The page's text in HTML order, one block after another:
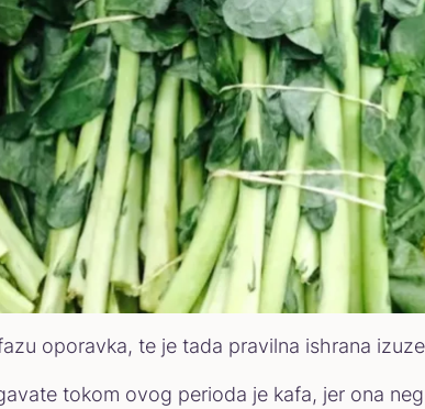
oporavka, te je tada pravilna ishrana
tokom ovog perioda je kafa, jer ona